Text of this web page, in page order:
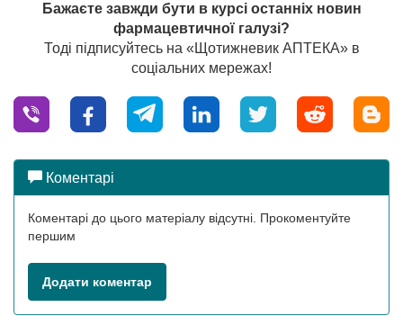
Бажаєте завжди бути в курсі останніх новин
фармацевтичної галузі?
Тоді підписуйтесь на «Щотижневик АПТЕКА» в
соціальних мережах!
Коментарі
Коментарі до цього матеріалу відсутні. Прокоментуйте
першим
Додати коментар